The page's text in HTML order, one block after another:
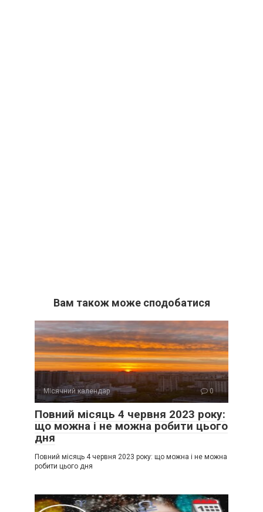
Вам також може сподобатися
Місячний календар 0
Повний місяць 4 червня 2023 року:
що можна і не можна робити цього
дня
Повний місяць 4 червня 2023 року: що можна і не можна
робити цього дня